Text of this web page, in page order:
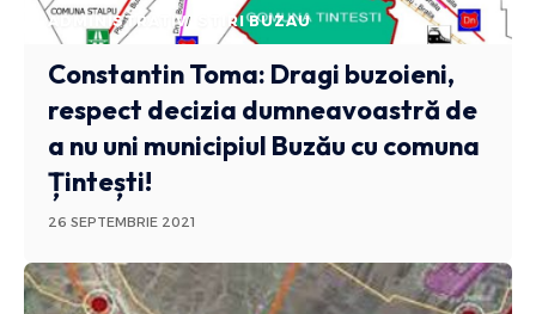
ADMINISTRATIV STIRI BUZAU
Constantin Toma: Dragi buzoieni,
respect decizia dumneavoastră de
a nu uni municipiul Buzău cu comuna
Țintești!
26 SEPTEMBRIE 2021